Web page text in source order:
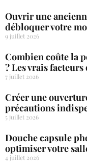
Ouvrir une
débloquer votre
9 juillet 2026
Combien coûte la
? Les vrais
7 juillet 2026
Créer une
précautions
5 juillet 2026
Douche capsule
optimiser votre
4 juillet 2026